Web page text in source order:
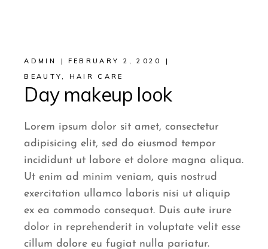
ADMIN
FEBRUARY 2, 2020
BEAUTY
HAIR CARE
Day makeup look
Lorem ipsum dolor sit amet, consectetur
adipisicing elit, sed do eiusmod tempor
incididunt ut labore et dolore magna aliqua.
Ut enim ad minim veniam, quis nostrud
exercitation ullamco laboris nisi ut aliquip
ex ea commodo consequat. Duis aute irure
dolor in reprehenderit in voluptate velit esse
cillum dolore eu fugiat nulla pariatur.